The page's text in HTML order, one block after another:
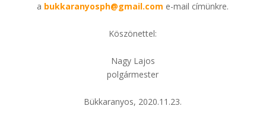
a bukkaranyosph@gmail.com e-mail címünkre.
Köszönettel:
Nagy Lajos
polgármester
Bükkaranyos, 2020.11.23.